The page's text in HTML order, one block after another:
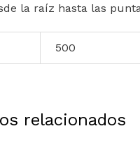
la raíz hasta las
500
relacionados